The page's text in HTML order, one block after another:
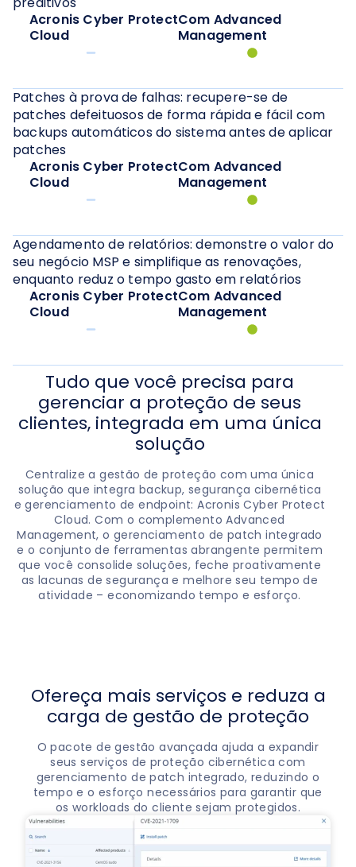
Tudo que você precisa para
gerenciar a proteção de seus
clientes, integrada em uma única
solução
Centralize a gestão de proteção com uma única
solução que integra backup, segurança cibernética
e gerenciamento de endpoint: Acronis Cyber Protect
Cloud. Com o complemento Advanced
Management, o gerenciamento de patch integrado
e o conjunto de ferramentas abrangente permitem
que você consolide soluções, feche proativamente
as lacunas de segurança e melhore seu tempo de
atividade – economizando tempo e esforço.
Acronis Cyber Protect
Cloud
Com Advanced
Management
Patches à prova de falhas: recupere-se de
patches defeituosos de forma rápida e fácil com
backups automáticos do sistema antes de aplicar
patches
Acronis Cyber Protect
Cloud
Com Advanced
Management
Agendamento de relatórios: demonstre o valor do
seu negócio MSP e simplifique as renovações,
enquanto reduz o tempo gasto em relatórios
Acronis Cyber Protect
Cloud
Com Advanced
Management
Ofereça mais serviços e reduza a
carga de gestão de proteção
O pacote de gestão avançada ajuda a expandir
seus serviços de proteção cibernética com
gerenciamento de patch integrado, reduzindo o
tempo e o esforço necessários para garantir que
os workloads do cliente sejam protegidos.